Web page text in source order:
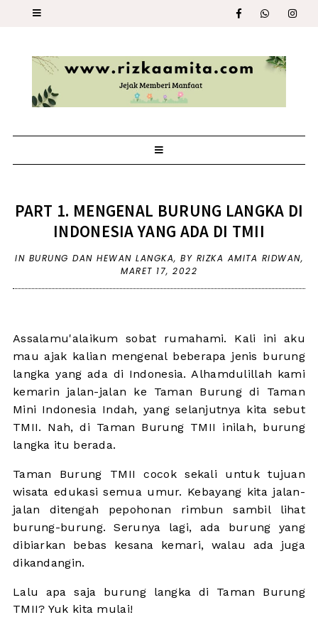
PART 1. MENGENAL BURUNG LANGKA DI
INDONESIA YANG ADA DI TMII
IN BURUNG DAN HEWAN LANGKA, BY RIZKA AMITA RIDWAN,
MARET 17, 2022
Assalamu'alaikum sobat rumahami. Kali ini aku
mau ajak kalian mengenal beberapa jenis burung
langka yang ada di Indonesia. Alhamdulillah kami
kemarin jalan-jalan ke Taman Burung di Taman
Mini Indonesia Indah, yang selanjutnya kita sebut
TMII. Nah, di Taman Burung TMII inilah, burung
langka itu berada.
Taman Burung TMII cocok sekali untuk tujuan
wisata edukasi semua umur. Kebayang kita jalan-
jalan ditengah pepohonan rimbun sambil lihat
burung-burung. Serunya lagi, ada burung yang
dibiarkan bebas kesana kemari, walau ada juga
dikandangin.
Lalu apa saja burung langka di Taman Burung
TMII? Yuk kita mulai!